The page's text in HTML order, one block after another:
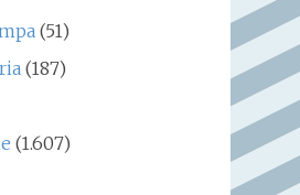
(51)
(187)
(1.607)